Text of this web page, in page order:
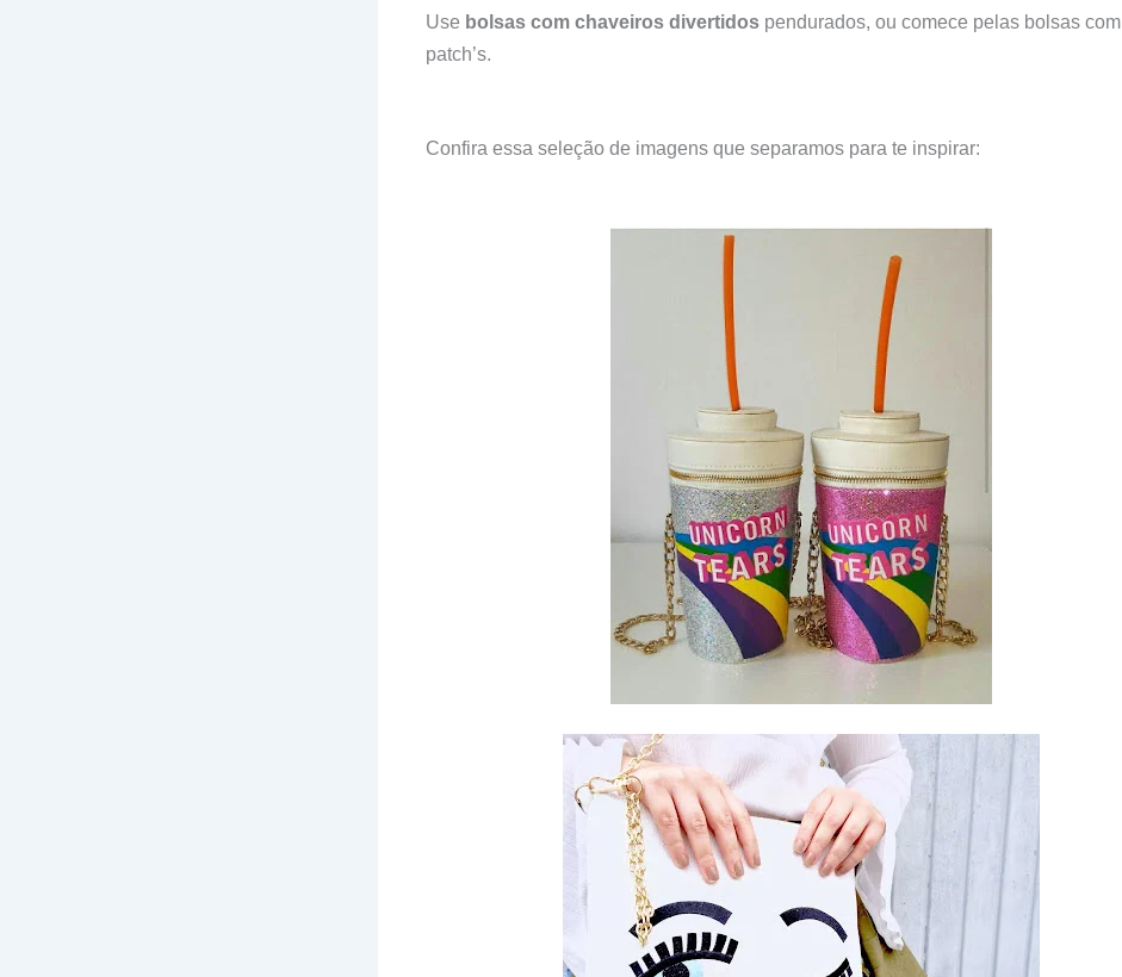
Use bolsas com chaveiros divertidos pendurados, ou comece pelas bolsas com
patch’s.
Confira essa seleção de imagens que separamos para te inspirar: